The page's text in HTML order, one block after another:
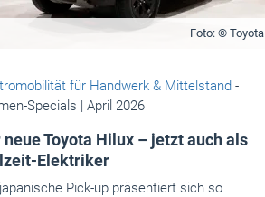
Foto: © Toyota
für Handwerk & Mittelstand -
Specials | April 2026
neue Toyota Hilux – jetzt auch als
Elektriker
Pick-up präsentiert sich so